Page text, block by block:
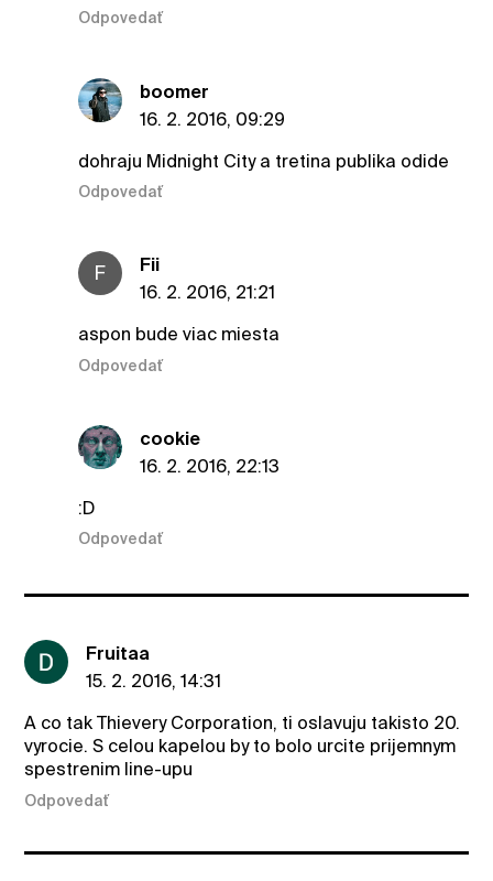
Odpovedať
boomer
16. 2. 2016, 09:29
dohraju Midnight City a tretina publika odide
Odpovedať
F
Fii
16. 2. 2016, 21:21
aspon bude viac miesta
Odpovedať
cookie
16. 2. 2016, 22:13
:D
Odpovedať
Fruitaa
15. 2. 2016, 14:31
A co tak Thievery Corporation, ti oslavuju takisto 20.
vyrocie. S celou kapelou by to bolo urcite prijemnym
spestrenim line-upu
Odpovedať